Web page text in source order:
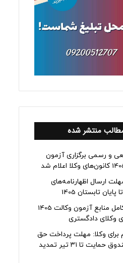
منتشر شده
و رسمی برگزاری آزمون
ارسال اظهارنامه‌های
پایان تابستان 1405
معرفی کامل منابع آزمون وکالت 1405
وکلای دادگستری
برای وکلا: مهلت پرداخت حق
بیمه صندوق حمایت تا ۳۱ تیر تمدید